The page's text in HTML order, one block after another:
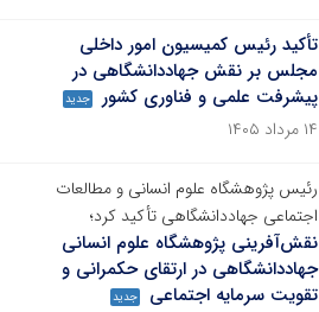
تأکید رئیس کمیسیون امور داخلی
مجلس بر نقش جهاددانشگاهی در
پیشرفت علمی و فناوری کشور
جدید
۱۴ مرداد ۱۴۰۵
رئیس پژوهشگاه علوم انسانی و مطالعات
اجتماعی جهاددانشگاهی تأکید کرد؛
نقش‌آفرینی پژوهشگاه علوم انسانی
جهاددانشگاهی در ارتقای حکمرانی و
تقویت سرمایه اجتماعی
جدید